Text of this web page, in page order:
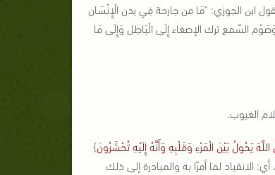
ابن الجوزي: "مَا من جارحة فِي بدن الْإِنْسَان
السّمع ترك الإصغاء إِلَى الْبَاطِل وَإِلَى مَا
الغيوب.
يَحُولُ بَيْنَ الْمَرْءِ وَقَلْبِهِ وَأَنَّهُ إِلَيْهِ تُحْشَرُونَ}
الانقياد لما أمرًا به والمبادرة إلى ذلك